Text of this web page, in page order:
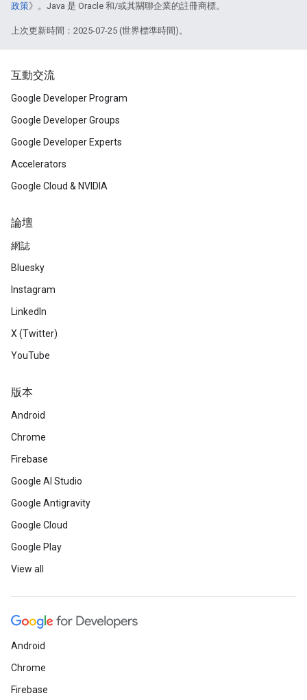
政策》。Java 是 Oracle 和/或其關聯企業的註冊商標。
上次更新時間：2025-07-25 (世界標準時間)。
互動交流
Google Developer Program
Google Developer Groups
Google Developer Experts
Accelerators
Google Cloud & NVIDIA
論壇
網誌
Bluesky
Instagram
LinkedIn
X (Twitter)
YouTube
版本
Android
Chrome
Firebase
Google AI Studio
Google Antigravity
Google Cloud
Google Play
View all
Android
Chrome
Firebase